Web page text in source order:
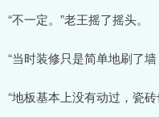
“不一定。”老王摇了摇头。
“当时装修只是简单地刷了
“地板基本上没有动过，瓷